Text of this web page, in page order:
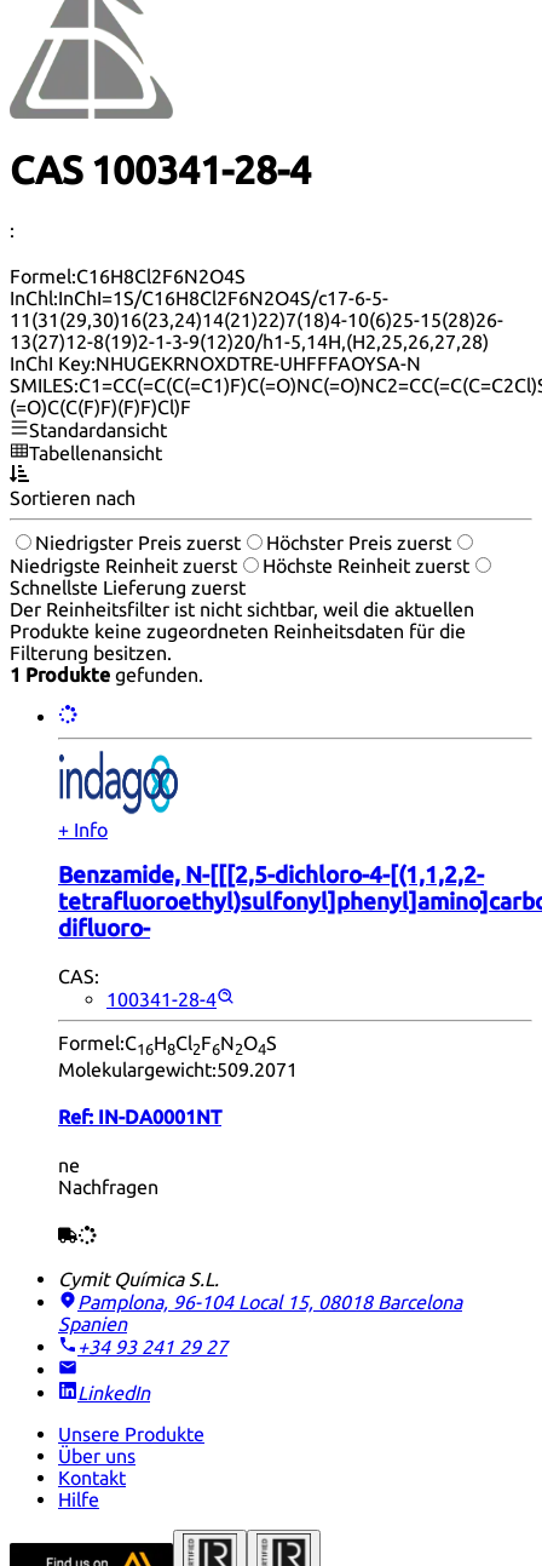
CAS 100341-28-4
:
Formel:C16H8Cl2F6N2O4S
InChl:InChI=1S/C16H8Cl2F6N2O4S/c17-6-5-
11(31(29,30)16(23,24)14(21)22)7(18)4-10(6)25-15(28)26-
13(27)12-8(19)2-1-3-9(12)20/h1-5,14H,(H2,25,26,27,28)
InChI Key:NHUGEKRNOXDTRE-UHFFFAOYSA-N
SMILES:
(=O)C(C(F)F)(F)F)Cl)F
Standardansicht
Tabellenansicht
Sortieren nach
Niedrigster Preis zuerst
Höchster Preis zuerst
Niedrigste Reinheit zuerst
Höchste Reinheit zuerst
Schnellste Lieferung zuerst
Der Reinheitsfilter ist nicht sichtbar, weil die aktuellen
Produkte keine zugeordneten Reinheitsdaten für die
Filterung besitzen.
1 Produkte gefunden.
+ Info
Benzamide, N-[[[2,5-dichloro-4-[(1,1,2,2-
difluoro-
CAS:
100341-28-4
Formel:C16H8Cl2F6N2O4S
Molekulargewicht:509.2071
Ref: IN-DA0001NT
ne
Nachfragen
Cymit Química S.L.
Pamplona, 96-104 Local 15, 08018 Barcelona
Spanien
+34 93 241 29 27
LinkedIn
Unsere Produkte
Über uns
Kontakt
Hilfe